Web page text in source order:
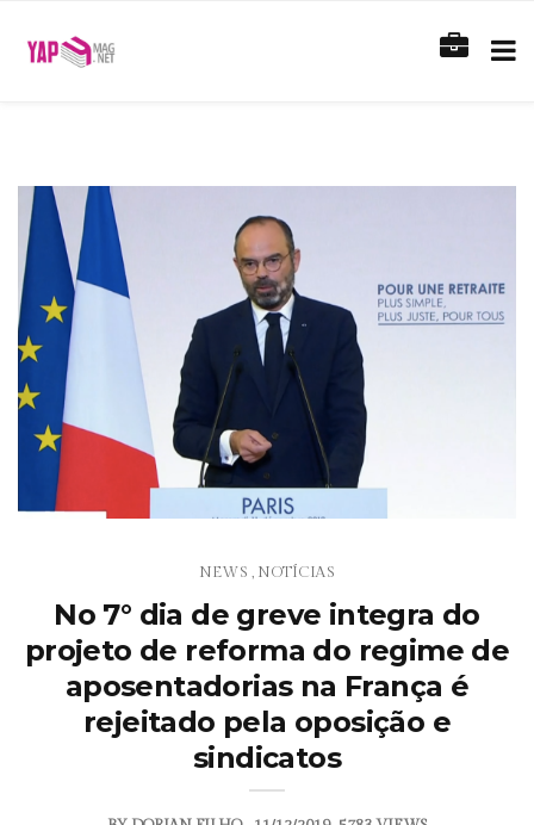
NEWS NOTÍCIAS
No 7° dia de greve integra do
projeto de reforma do regime de
aposentadorias na França é
rejeitado pela oposição e
sindicatos